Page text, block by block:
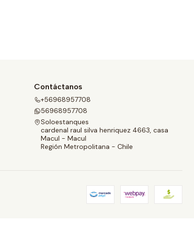
Contáctanos
+56968957708
56968957708
Soloestanques
cardenal raul silva henriquez 4663, casa
Macul - Macul
Región Metropolitana - Chile